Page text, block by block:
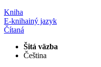
Kniha
E-knihainý jazyk
Čítaná
Šitá väzba
Čeština